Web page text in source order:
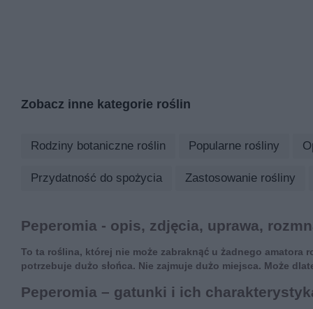
Zobacz inne kategorie roślin
Rodziny botaniczne roślin Popularne rośliny
Przydatność do spożycia Zastosowanie rośliny
Peperomia - opis, zdjęcia, uprawa,
To ta roślina, której nie może zabraknąć u żadnego amatora
potrzebuje dużo słońca. Nie zajmuje dużo miejsca. Może
Peperomia – gatunki i ich